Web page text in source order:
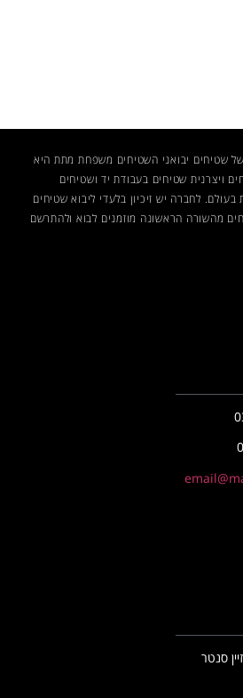
מזה 3 דורות של שטיחים יבואני השטיחים משפחת מתת היא
ויצרנית שטיחים בעבודת יד ושטיחים
בעולם. לחברה יש זיכיון בלעדי ליבוא שטיחים
מהשורה הראשונה מוזמנים לבוא ולהתרשם